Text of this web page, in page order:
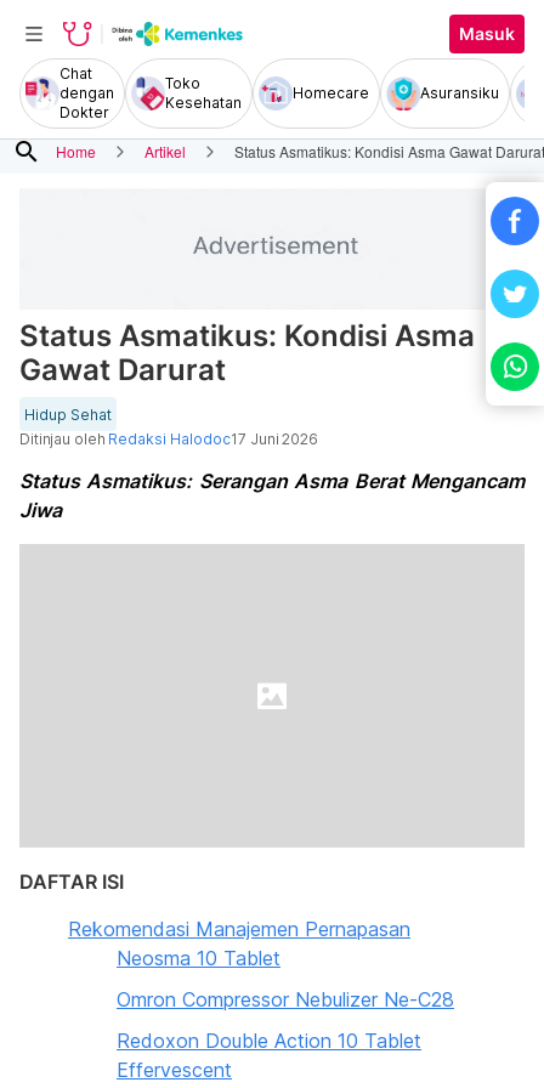
Masuk
Chat
dengan
Dokter
Toko
Kesehatan
Homecare Asuransiku
search Home Artikel Status Asmatikus: Kondisi Asma Gawat Darurat
Status Asmatikus: Kondisi Asma
Gawat Darurat
Hidup Sehat
Ditinjau oleh Redaksi Halodoc17 Juni 2026
Status Asmatikus: Serangan Asma Berat Mengancam
Jiwa
DAFTAR ISI
Rekomendasi Manajemen Pernapasan
Neosma 10 Tablet
Omron Compressor Nebulizer Ne-C28
Redoxon Double Action 10 Tablet
Effervescent